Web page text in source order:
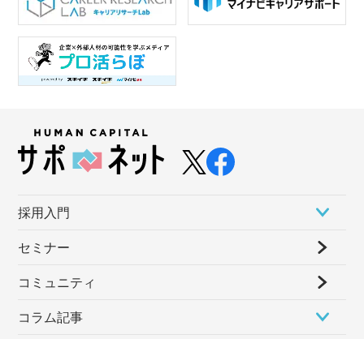
採⽤⼊⾨
セミナー
コミュニティ
コラム記事